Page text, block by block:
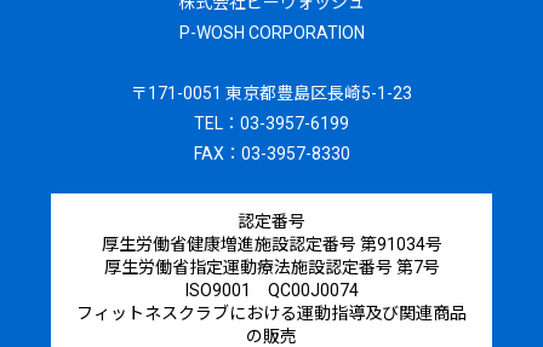
P-WOSH CORPORATION
〒171-0051 東京都豊島区長崎5-1-23
TEL：03-3957-6199
FAX：03-3957-8330
認定番号
厚生労働省健康増進施設認定番号 第91034号
厚生労働省指定運動療法施設認定番号 第7号
ISO9001 QC00J0074
フィットネスクラブにおける運動指導及び関連商品
の販売